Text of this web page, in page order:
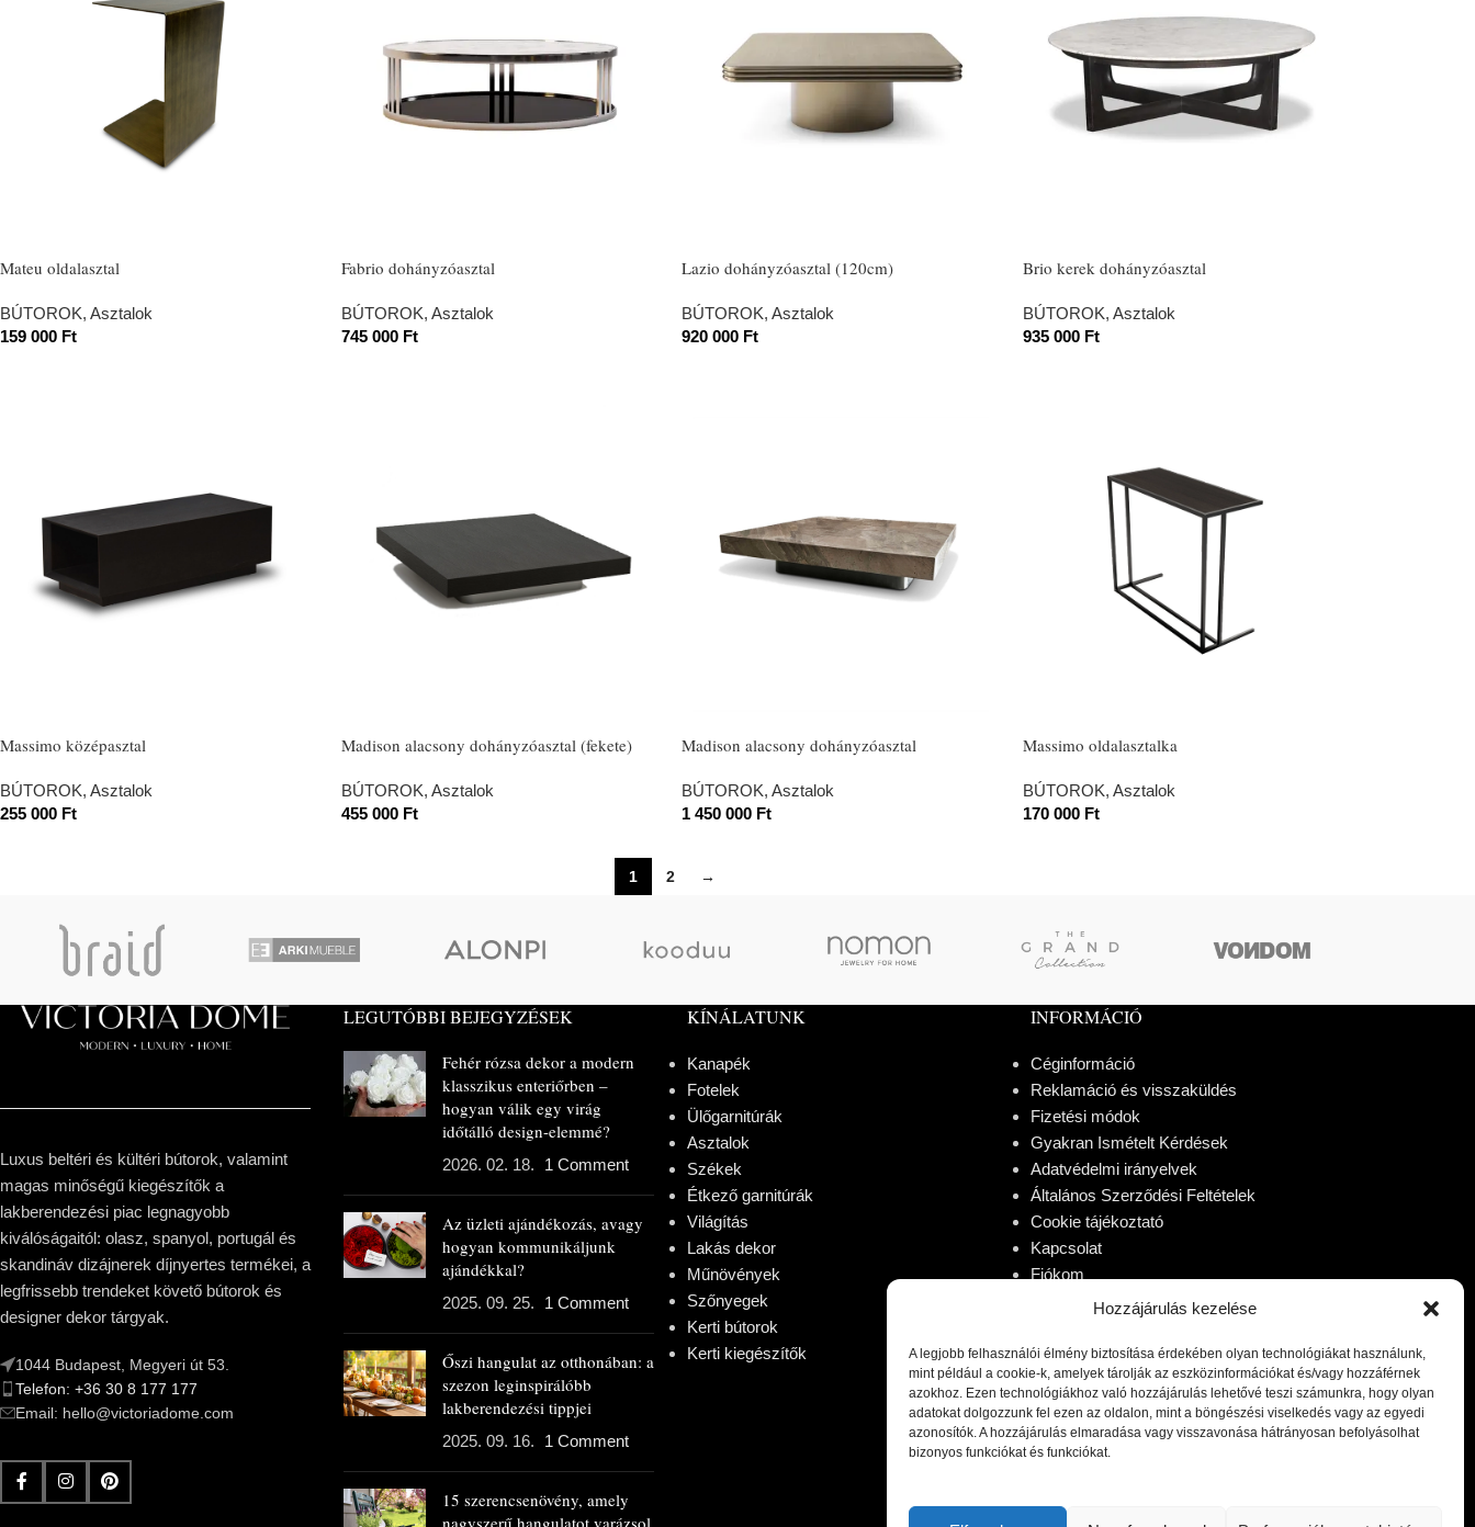
Hozzájárulás kezelése
A legjobb felhasználói élmény biztosítása érdekében olyan technológiákat használunk,
mint például a cookie-k, amelyek tárolják az eszközinformációkat és/vagy hozzáférnek
azokhoz. Ezen technológiákhoz való hozzájárulás lehetővé teszi számunkra, hogy olyan
adatokat dolgozzunk fel ezen az oldalon, mint a böngészési viselkedés vagy az egyedi
azonosítók. A hozzájárulás elmaradása vagy visszavonása hátrányosan befolyásolhat
bizonyos funkciókat és funkciókat.
Mateu oldalasztal
BÚTOROK, Asztalok
159 000 Ft
Fabrio dohányzóasztal
BÚTOROK, Asztalok
745 000 Ft
Lazio dohányzóasztal (120cm)
BÚTOROK, Asztalok
920 000 Ft
Brio kerek dohányzóasztal
BÚTOROK, Asztalok
935 000 Ft
Massimo középasztal
BÚTOROK, Asztalok
255 000 Ft
Madison alacsony dohányzóasztal (fekete)
BÚTOROK, Asztalok
455 000 Ft
Madison alacsony dohányzóasztal
BÚTOROK, Asztalok
1 450 000 Ft
Massimo oldalasztalka
BÚTOROK, Asztalok
170 000 Ft
1 2 →
Luxus beltéri és kültéri bútorok, valamint
magas minőségű kiegészítők a
lakberendezési piac legnagyobb
kiválóságaitól: olasz, spanyol, portugál és
skandináv dizájnerek díjnyertes termékei, a
legfrissebb trendeket követő bútorok és
designer dekor tárgyak.
1044 Budapest, Megyeri út 53.
Telefon: +36 30 8 177 177
Email: hello@victoriadome.com
LEGUTÓBBI BEJEGYZÉSEK
Fehér rózsa dekor a modern
klasszikus enteriőrben –
hogyan válik egy virág
időtálló design-elemmé?
2026. 02. 18. 1 Comment
Az üzleti ajándékozás, avagy
hogyan kommunikáljunk
ajándékkal?
2025. 09. 25. 1 Comment
Őszi hangulat az otthonában: a
szezon leginspirálóbb
lakberendezési tippjei
2025. 09. 16. 1 Comment
15 szerencsenövény, amely
KÍNÁLATUNK
Kanapék
Fotelek
Ülőgarnitúrák
Asztalok
Székek
Étkező garnitúrák
Világítás
Lakás dekor
Műnövények
Szőnyegek
Kerti bútorok
Kerti kiegészítők
INFORMÁCIÓ
Céginformáció
Reklamáció és visszaküldés
Fizetési módok
Gyakran Ismételt Kérdések
Adatvédelmi irányelvek
Általános Szerződési Feltételek
Cookie tájékoztató
Kapcsolat
Fiókom